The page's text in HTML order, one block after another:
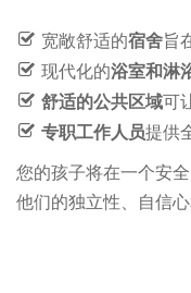
宽敞舒适的宿舍旨
现代化的浴室和淋
舒适的公共区域可
专职工作人员提供
您的孩子将在一个安
他们的独立性、自信